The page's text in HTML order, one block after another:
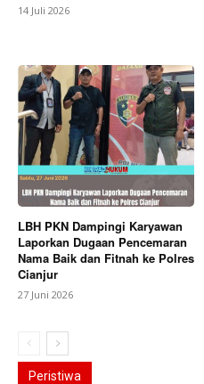
14 Juli 2026
LBH PKN Dampingi Karyawan
Laporkan Dugaan Pencemaran
Nama Baik dan Fitnah ke Polres
Cianjur
27 Juni 2026
Peristiwa